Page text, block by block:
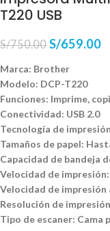
T220 USB
S/750.00 S/659.00
Marca: Brother
Modelo: DCP-T220
Funciones: Imprime,
Conectividad: USB 2.0
Tecnología de
Tamaños de papel:
Capacidad de bandeja
Velocidad de
Velocidad de impresión
Resolución de
Tipo de escaner: Cama